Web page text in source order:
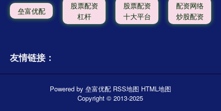
垒富优配
股票配资
杠杆
股票配资
十大平台
配资网络
炒股配资
友情链接：
Powered by 垒富优配 RSS地图 HTML地图
Copyright© 2013-2025